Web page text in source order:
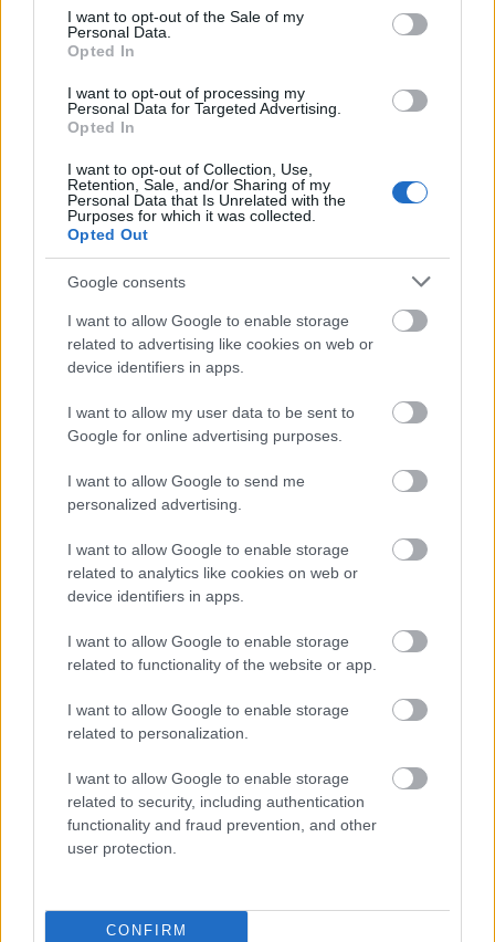
consent section.
I want to opt-out of the Sale of my
Personal Data.
Opted In
I want to opt-out of processing my
Personal Data for Targeted Advertising.
Opted In
I want to opt-out of Collection, Use,
Retention, Sale, and/or Sharing of my
Personal Data that Is Unrelated with the
Purposes for which it was collected.
Opted Out
Google consents
I want to allow Google to enable storage
related to advertising like cookies on web or
device identifiers in apps.
I want to allow my user data to be sent to
Google for online advertising purposes.
I want to allow Google to send me
personalized advertising.
I want to allow Google to enable storage
related to analytics like cookies on web or
device identifiers in apps.
I want to allow Google to enable storage
related to functionality of the website or app.
I want to allow Google to enable storage
related to personalization.
I want to allow Google to enable storage
related to security, including authentication
functionality and fraud prevention, and other
user protection.
CONFIRM
Így az év vége felé lassan már megállapítható, mi volt az
esztendő legnagyobb botránya. Sokáig úgy tűnt, a trafik-mutyi
és a szocik bajai videóhamisítása viszi el a pálmát – aztán jött
volt – munkatársa nem…..
vallatas 2013.11.14 09:07:39
mire megy ki itt a játék.
A média úgy tálalja az ügyet, hogy itt a multik nagyban
csalnak mááááá megint, gondolom nem véletlen ez az
irányított véleményformálás. :-)
Gondolom megint a cél az, hogy lecsapjanak valami multira,
hasonló manipulatív cikkek jelennek meg a témában.
importőr rule!
2013.11.14 10:53:09
Egyébként miért nem az amerikai fogyasztási adót
ott a kereskedők nem igényelhetnek vissza semmiféle
áfát....
CBA-s körlevél a dolgozóknak, a Békemenetről
2013.11.12 13:15:47
A Népszava írta meg, hogy a CBA-boltokban egy körlevélben
Népszavától (aki azóta be is linkelte a cikkébe) a levelet, hogy a
saját szemünkkel láthassuk.…..